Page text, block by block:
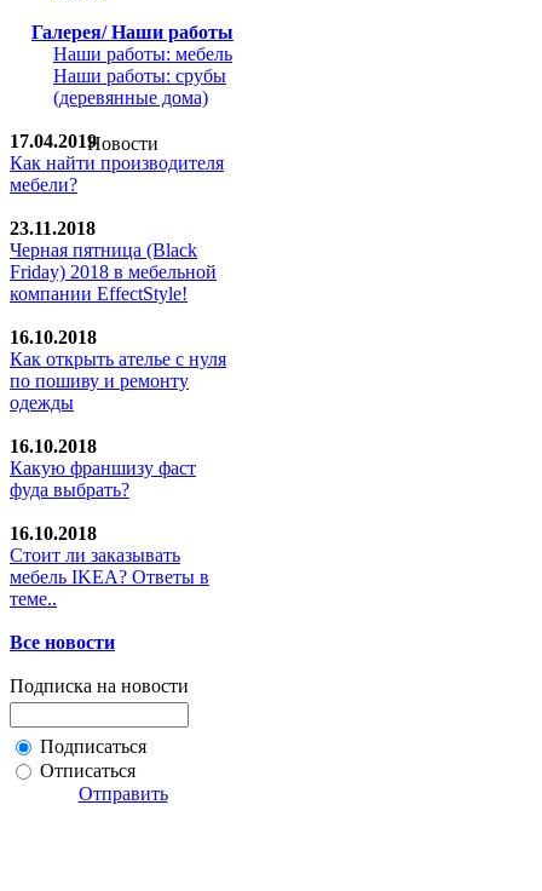
Галерея/ Наши работы
Наши работы: мебель
Наши работы: срубы
(деревянные дома)
Новости
17.04.2019
Как найти производителя
мебели?
23.11.2018
Черная пятница (Black
Friday) 2018 в мебельной
компании EffectStyle!
16.10.2018
Как открыть ателье с нуля
по пошиву и ремонту
одежды
16.10.2018
Какую франшизу фаст
фуда выбрать?
16.10.2018
Стoит ли заказывать
мебель IKEA? Ответы в
теме..
Все новости
Подписка на новости
Подписаться
Отписаться
Отправить